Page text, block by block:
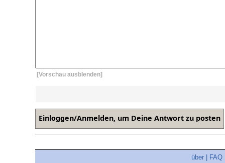
[Vorschau ausblenden]
über FAQ